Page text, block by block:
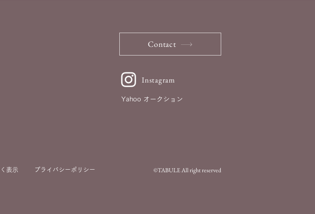
く表示
Contact
Instagram
Yahoo オークション
プライバシーポリシー ©TABULE All right reserved